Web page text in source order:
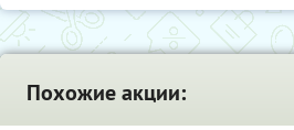
Похожие акции: